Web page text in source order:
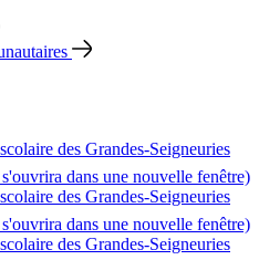
des Grandes‑Seigneuries
dans une nouvelle fenêtre)
des Grandes‑Seigneuries
dans une nouvelle fenêtre)
des Grandes‑Seigneuries